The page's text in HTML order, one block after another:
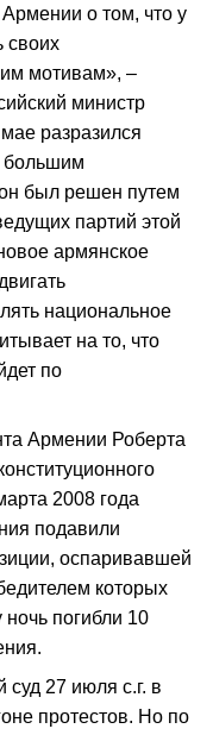
о том, что у
своих
мотивам», –
министр
разразился
большим
был решен путем
партий этой
армянское
национальное
на то, что
по
Армении Роберта
2008 года
подавили
оспаривавшей
которых
погибли 10
27 июля с.г. в
протестов. Но по